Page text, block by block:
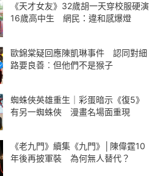
《天才女友》32歲胡一天穿校服硬演
16歲高中生 網民：違和感爆燈
歐錦棠疑回應陳凱琳事件 認同對細
路要良善︰但他們不是猴子
蜘蛛俠英雄重生｜彩蛋暗示《復5》
有另一蜘蛛俠 漫畫名場面重現
《老九門》續集《九門》│陳偉霆10
年後再披軍裝 為何無人替代？